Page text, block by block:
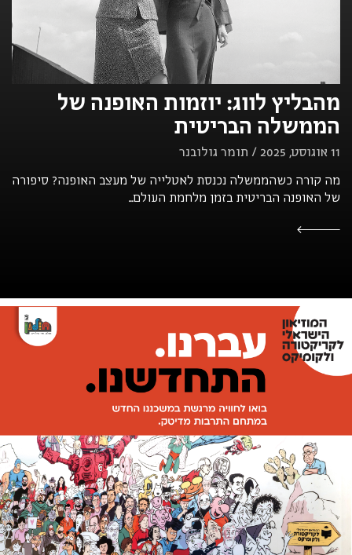
מהבליץ לווג: יוזמות האופנה של
הממשלה הבריטית
11 אוגוסט, 2025 / תומר גולובנר
מה קורה כשהממשלה נכנסת לאטלייה של מעצב האופנה? סיפורה
של האופנה הבריטית בזמן מלחמת העולם...